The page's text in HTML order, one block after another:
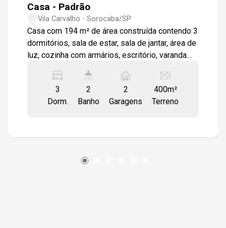
Casa - Padrão
Vila Carvalho - Sorocaba/SP
Casa com 194 m² de área construída contendo 3
dormitórios, sala de estar, sala de jantar, área de
luz, cozinha com armários, escritório, varanda
quintal elevado com horta, 2 vagas de garagem
cobertas
3
Dorm.
2
Banho
2
Garagens
400m²
Terreno